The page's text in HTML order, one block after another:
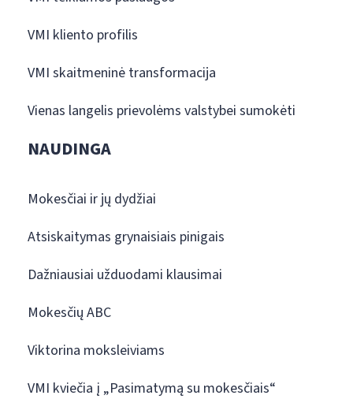
VMI kliento profilis
VMI skaitmeninė transformacija
Vienas langelis prievolėms valstybei sumokėti
NAUDINGA
Mokesčiai ir jų dydžiai
Atsiskaitymas grynaisiais pinigais
Dažniausiai užduodami klausimai
Mokesčių ABC
Viktorina moksleiviams
VMI kviečia į „Pasimatymą su mokesčiais“